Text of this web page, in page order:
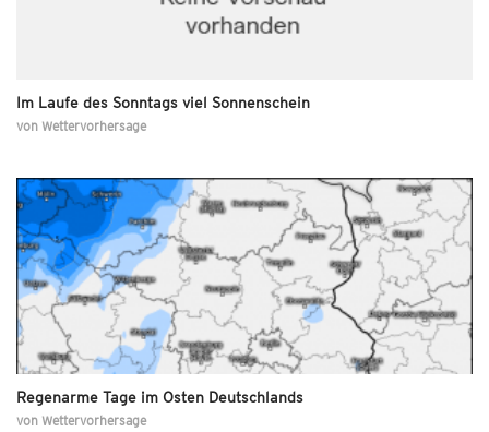
Im Laufe des Sonntags viel Sonnenschein
von Wettervorhersage
Regenarme Tage im Osten Deutschlands
von Wettervorhersage